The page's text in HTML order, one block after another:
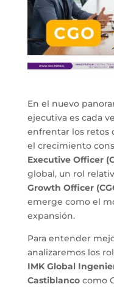
En el nuevo
ejecutiva es cada
enfrentar los retos
el crecimiento
Executive Officer
global, un rol
Growth Officer
emerge como el
expansión.
Para entender
analizaremos los
IMK Global
Castiblancocomo